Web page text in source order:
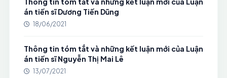
án tiến sĩ Dương Tiến Dũng
18/06/2021
Thông tin tóm tắt và những kết luận mới của Luận
án tiến sĩ Nguyễn Thị Mai Lê
13/07/2021